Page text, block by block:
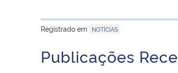
Registrado em
NOTÍCIAS
Publicações